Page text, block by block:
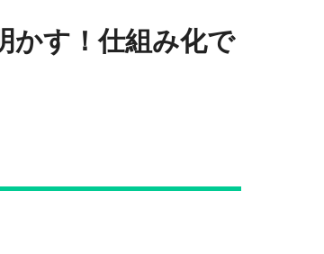
かす！仕組み化で